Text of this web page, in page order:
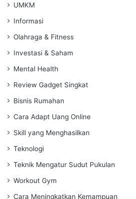
UMKM
Informasi
Olahraga & Fitness
Investasi & Saham
Mental Health
Review Gadget Singkat
Bisnis Rumahan
Cara Adapt Uang Online
Skill yang Menghasilkan
Teknologi
Teknik Mengatur Sudut Pukulan
Workout Gym
Cara Meningkatkan Kemampuan